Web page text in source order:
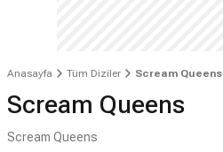
Anasayfa Tüm Diziler Scream Queens
Scream Queens
Scream Queens